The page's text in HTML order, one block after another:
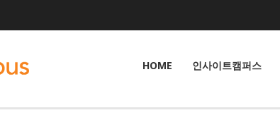
HOME 인사이트캠퍼스